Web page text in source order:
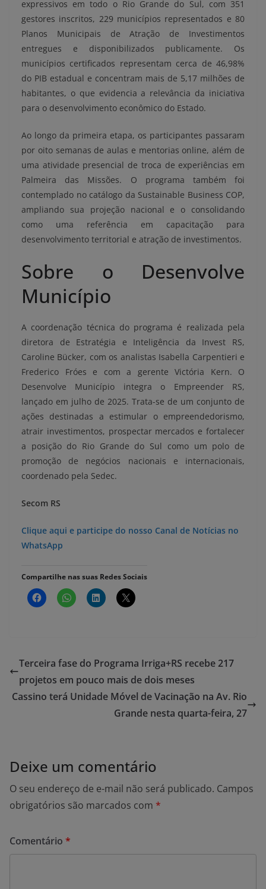
expressivos em todo o Rio Grande do Sul, com 351
gestores inscritos, 229 municípios representados e 80
Planos Municipais de Atração de Investimentos
entregues e disponibilizados publicamente. Os
municípios certificados representam cerca de 46,98%
do PIB estadual e concentram mais de 5,17 milhões de
habitantes, o que evidencia a relevância da iniciativa
para o desenvolvimento econômico do Estado.
Ao longo da primeira etapa, os participantes passaram
por oito semanas de aulas e mentorias online, além de
uma atividade presencial de troca de experiências em
Palmeira das Missões. O programa também foi
contemplado no catálogo da Sustainable Business COP,
ampliando sua projeção nacional e o consolidando
como uma referência em capacitação para
desenvolvimento territorial e atração de investimentos.
Sobre o Desenvolve
Município
A coordenação técnica do programa é realizada pela
diretora de Estratégia e Inteligência da Invest RS,
Caroline Bücker, com os analistas Isabella Carpentieri e
Frederico Fróes e com a gerente Victória Kern. O
Desenvolve Município integra o Empreender RS,
lançado em julho de 2025. Trata-se de um conjunto de
ações destinadas a estimular o empreendedorismo,
atrair investimentos, prospectar mercados e fortalecer
a posição do Rio Grande do Sul como um polo de
promoção de negócios nacionais e internacionais,
coordenado pela Sedec.
Secom RS
Clique aqui e participe do nosso Canal de Notícias no
WhatsApp
Compartilhe nas suas Redes Sociais
Terceira fase do Programa Irriga+RS recebe 217
projetos em pouco mais de dois meses
Cassino terá Unidade Móvel de Vacinação na Av. Rio
Grande nesta quarta-feira, 27
Deixe um comentário
O seu endereço de e-mail não será publicado. Campos
obrigatórios são marcados com *
Comentário *